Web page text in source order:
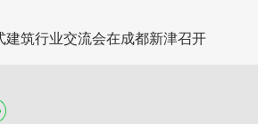
建筑行业交流会在成都新津召开